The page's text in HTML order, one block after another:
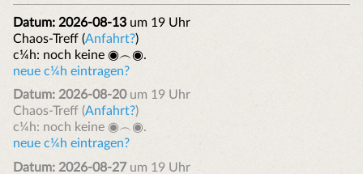
Datum: 2026-08-13 um 19 Uhr
Chaos-Treff (Anfahrt?)
c¼h: noch keine ◉︵◉.
neue c¼h eintragen?
Datum: 2026-08-20um 19 Uhr
Chaos-Treff (Anfahrt?)
c¼h: noch keine ◉︵◉.
neue c¼h eintragen?
Datum: 2026-08-27 um 19 Uhr